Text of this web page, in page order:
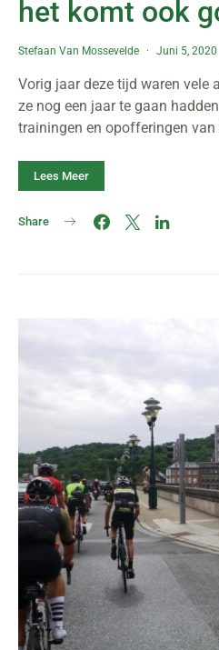
het komt ook
Stefaan Van Mossevelde Juni 5, 2020
Vorig jaar deze tijd waren vele
ze nog een jaar te gaan
trainingen en opofferingen
Lees Meer
Share